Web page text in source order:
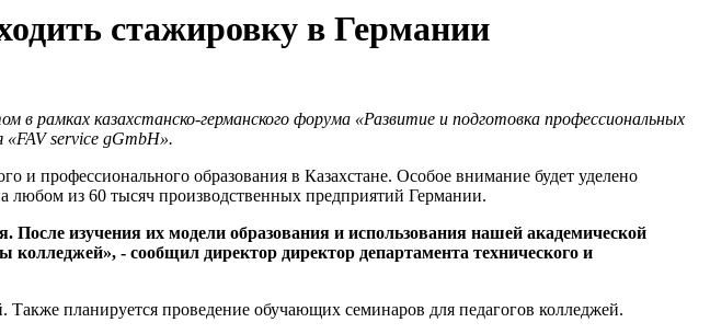
стажировку в Германии
рамках казахстанско-германского форума «Развитие и подготовка профессиональных
service gGmbH».
и профессионального образования в Казахстане. Особое внимание будет уделено
любом из 60 тысяч производственных предприятий Германии.
изучения их модели образования и использования нашей академической
- сообщил директор директор департамента технического и
планируется проведение обучающих семинаров для педагогов колледжей.